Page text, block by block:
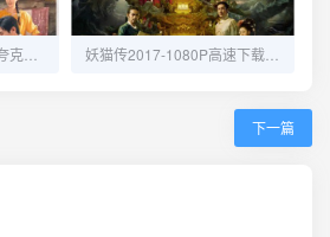
下一篇